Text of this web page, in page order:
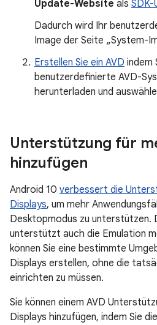
Update-Website als
Dadurch wird Ihr
Image der Seite „System-
Erstellen Sie ein AVD indem
benutzerdefinierte AVD-
herunterladen und
Unterstützung für
hinzufügen
Android 10 verbessert die
Displays, um mehr
Desktopmodus zu unterstützen.
unterstützt auch die Emulation
können Sie eine bestimmte
Displays erstellen, ohne die
einrichten zu müssen.
Sie können einem AVD
Displays hinzufügen, indem Sie